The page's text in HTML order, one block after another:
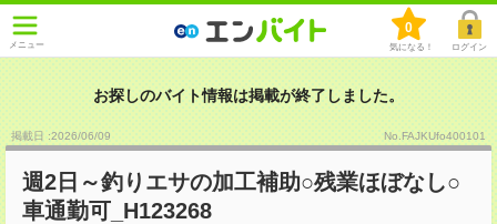
メニュー
0
気になる！ ログイン
お探しのバイト情報は掲載が終了しました。
掲載日 :2026/06/09 No.FAJKUfo400101
週2日～釣りエサの加工補助○残業ほぼなし○
車通勤可_H123268